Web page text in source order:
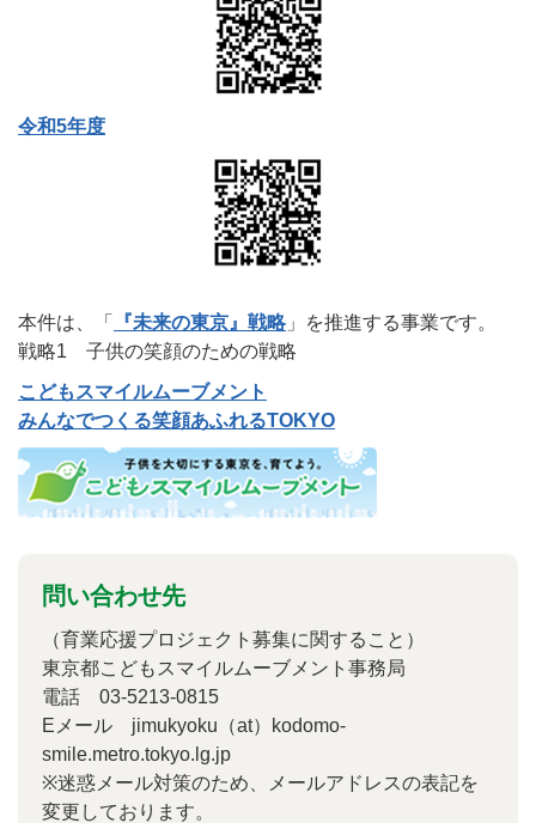
令和5年度
本件は、「 『未来の東京』戦略」を推進する事業です。
戦略1 子供の笑顔のための戦略
こどもスマイルムーブメント
みんなでつくる笑顔あふれるTOKYO
問い合わせ先
（育業応援プロジェクト募集に関すること）
東京都こどもスマイルムーブメント事務局
電話 03-5213-0815
Eメール jimukyoku（at）kodomo-
smile.metro.tokyo.lg.jp
※迷惑メール対策のため、メールアドレスの表記を
変更しております。